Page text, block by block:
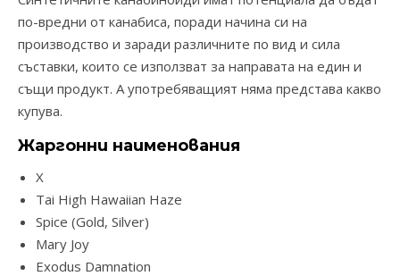
по-вредни от канабиса, поради начина си на
производство и заради различните по вид и сила
съставки, които се използват за направата на един и
същи продукт. А употребяващият няма представа какво
купува.
Жаргонни наименования
X
Tai High Hawaiian Haze
Spice (Gold, Silver)
Mary Joy
Exodus Damnation